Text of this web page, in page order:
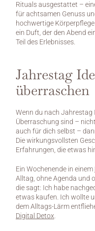
Rituals ausgestattet –
für achtsamen Genuss
hochwertige
ein Duft, der den Abend
Teil des Erlebnisses.
Jahrestag
überraschen
Wenn du nach Jahrestag
Überraschung sind –
auch für dich selbst –
Die wirkungsvollsten
Erfahrungen, die etwas
Ein Wochenende in einem
Alltag, ohne Agenda und
die sagt: Ich habe
etwas kaufen. Ich wollte
Digital Detox.